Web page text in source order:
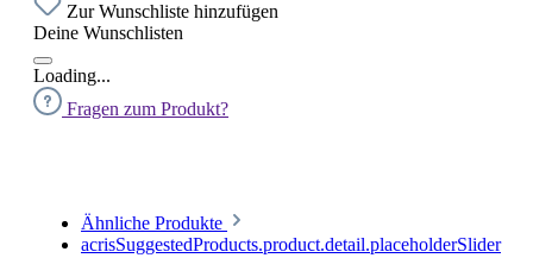
Zur Wunschliste hinzufügen
Deine Wunschlisten
Loading...
Fragen zum Produkt?
Ähnliche Produkte
acrisSuggestedProducts.product.detail.placeholderSlider